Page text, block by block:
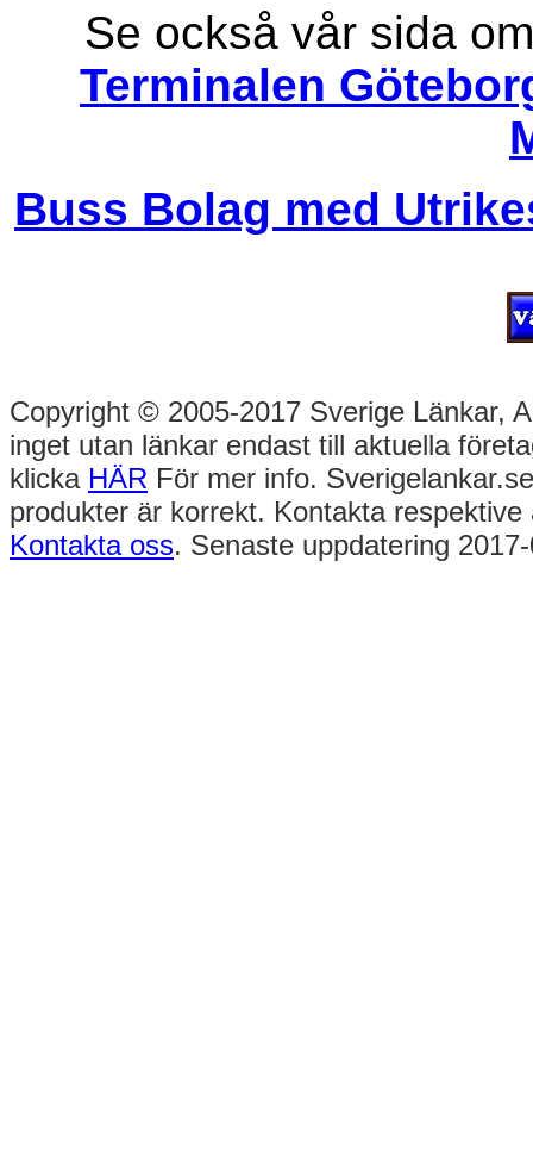
Se också vår sida
Terminalen
Buss Bolag med
Copyright © 2005-2017 Sverige Länkar,
inget utan länkar endast till aktuella
klicka HÄR För mer info.
produkter är korrekt. Kontakta
Kontakta oss. Senaste uppdatering